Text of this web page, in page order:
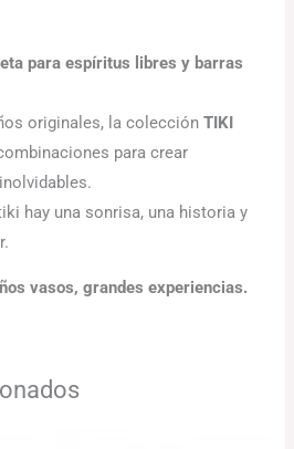
para espíritus libres y barras
originales, la colecciónTIKI
para crear
hay una sonrisa, una historia y
vasos, grandes experiencias.